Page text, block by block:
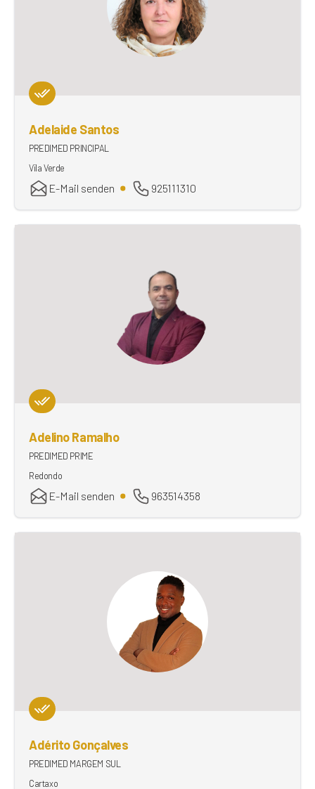
Adelaide Santos
PREDIMED PRINCIPAL
Vila Verde
E-Mail senden 925111310
Adelino Ramalho
PREDIMED PRIME
Redondo
E-Mail senden 963514358
Adérito Gonçalves
PREDIMED MARGEM SUL
Cartaxo